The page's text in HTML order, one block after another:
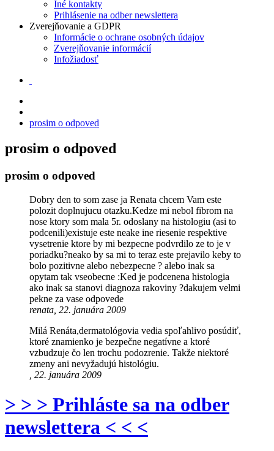
Iné kontakty
Prihlásenie na odber newslettera
Zverejňovanie a GDPR
Informácie o ochrane osobných údajov
Zverejňovanie informácií
Infožiadosť
prosim o odpoved
prosim o odpoved
prosim o odpoved
Dobry den to som zase ja Renata chcem Vam este
polozit doplnujucu otazku.Kedze mi nebol fibrom na
nose ktory som mala 5r. odoslany na histologiu (asi to
podcenili)existuje este neake ine riesenie respektive
vysetrenie ktore by mi bezpecne podvrdilo ze to je v
poriadku?neako by sa mi to teraz este prejavilo keby to
bolo pozitivne alebo nebezpecne ? alebo inak sa
opytam tak vseobecne :Ked je podcenena histologia
ako inak sa stanovi diagnoza rakoviny ?dakujem velmi
pekne za vase odpovede
renata, 22. januára 2009
Milá Renáta,dermatológovia vedia spoľahlivo posúdiť,
ktoré znamienko je bezpečne negatívne a ktoré
vzbudzuje čo len trochu podozrenie. Takže niektoré
zmeny ani nevyžadujú histológiu.
, 22. januára 2009
> > > Prihláste sa na odber
newslettera < < <